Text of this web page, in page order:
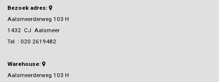
Bezoek adres:
Aalsmeerderweg 103 H
1432 CJ Aalsmeer
Tel : 020 2619482
Warehouse:
Aalsmeerderweg 103 H